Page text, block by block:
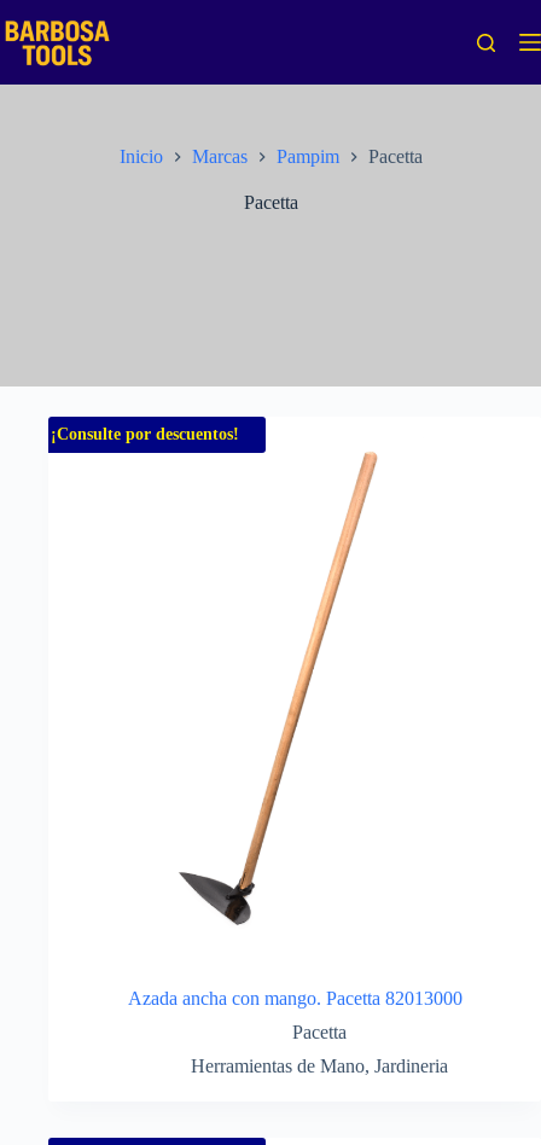
al
contenido
Inicio Marcas Pampim Pacetta
Pacetta
¡Consulte por descuentos!
Azada ancha con mango. Pacetta 82013000
Pacetta
Herramientas de Mano, Jardineria